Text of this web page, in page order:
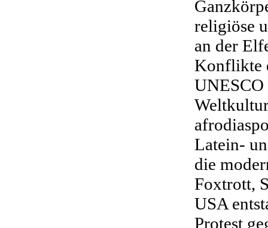
religiöse
an der
Konflikte
Latein-
die
Foxtrott,
USA
Protest